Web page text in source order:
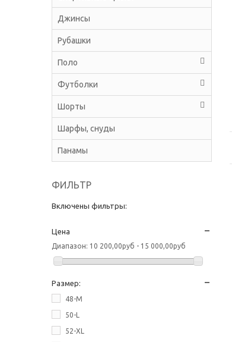
Джинсы
Рубашки
Поло
Футболки
Шорты
Шарфы, снуды
Панамы
ФИЛЬТР
Включены фильтры:
Цена
Диапазон: 10 200,00руб - 15 000,00руб
Размер:
48-M
50-L
52-XL